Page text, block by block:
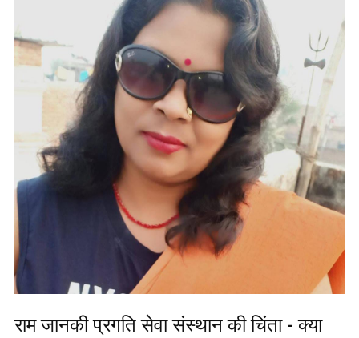
राम जानकी प्रगति सेवा संस्थान की चिंता - क्या